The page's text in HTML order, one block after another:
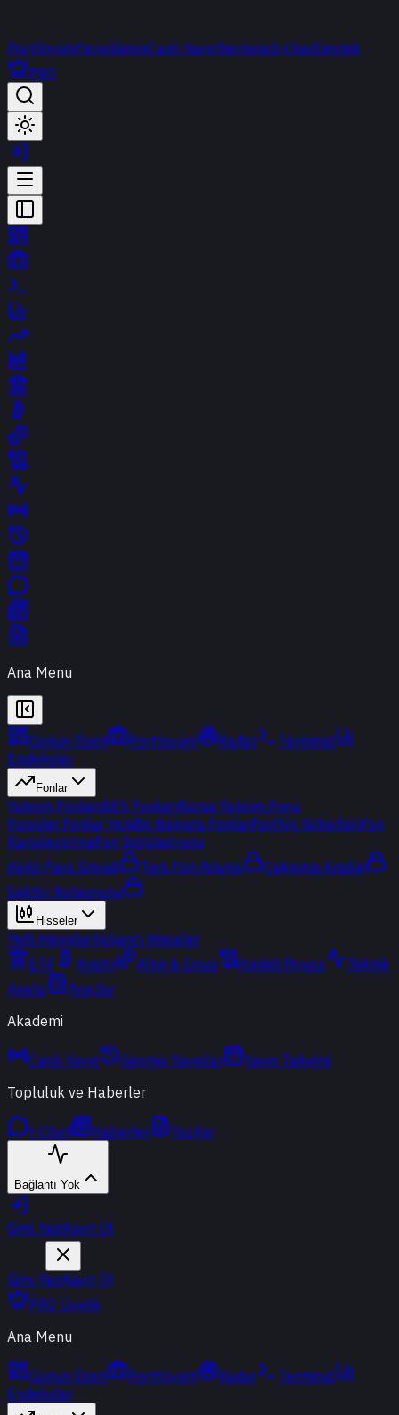
PortföyümFavorilerimCanlı YayınTerminalt-ChatDestek
PRO
Ana Menu
Günün Özeti Portföyüm Radar
Terminal
Endeksler
Fonlar
Yatırım FonlarıBES FonlarıBorsa Yatırım Fonu
Popüler Fonlar YeniBir Bakışta FonlarPortföy ŞirketleriFon
KarşılaştırmaFon Simülasyonu
Akıllı Para Sinyali
Ters Fon Arama
Çakışma Analizi
Sektör Rotasyonu
Hisseler
Yerli HisselerYabancı Hisseler
ETF
Kripto Altın & Döviz Vadeli Piyasa
Teknik
Analiz
Araçlar
Akademi
Canlı Yayın Geçmiş Yayınlar
Yayın Takvimi
Topluluk ve Haberler
t-Chat Haberler Yazılar
Bağlantı Yok
Giriş YapKayıt Ol
Giriş YapKayıt Ol
PRO Üyelik
Ana Menu
Günün Özeti Portföyüm Radar
Terminal
Endeksler